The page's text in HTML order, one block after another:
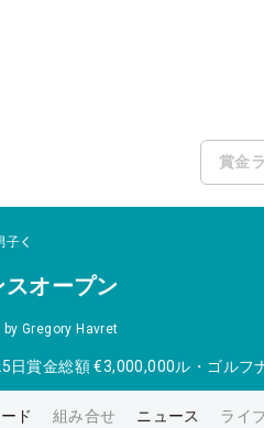
賞金
子
オープン
Gregory Havret
日賞金総額 €3,000,000ル・ゴルフ
ド 組み合せ ニュース ライ